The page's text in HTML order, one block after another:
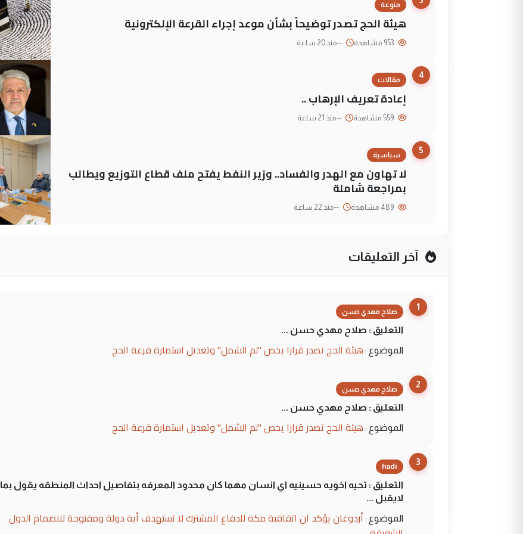
منوعة
هيئة الحج تصدر توضيحاً بشأن موعد إجراء القرعة الإلكترونية
--منذ 20 ساعة
4
مقالات
إعادة تعريف الإرهاب ..
--منذ 21 ساعة
5
سياسية
لا تهاون مع الهدر والفساد.. وزير النفط يفتح ملف قطاع التوزيع ويطالب
بمراجعة شاملة
--منذ 22 ساعة
آخر التعليقات
1
صلاح مهدي حسن
التعليق : صلاح مهدي حسن ...
الموضوع : هيئة الحج تصدر قرارا يخص "لم الشمل" وتعديل استمارة قرعة الحج
2
صلاح مهدي حسن
التعليق : صلاح مهدي حسن ...
الموضوع : هيئة الحج تصدر قرارا يخص "لم الشمل" وتعديل استمارة قرعة الحج
3
hadi
التعليق : تحيه اخويه حسينيه اي انسان مهما كان محدود المعرفه بتفاصيل احداث المنطقه يقول بما
لايقبل ...
الموضوع : أردوغان يؤكد ان اتفاقية مكة للدفاع المشترك لا تستهدف أية دولة ومفتوحة لانضمام الدول